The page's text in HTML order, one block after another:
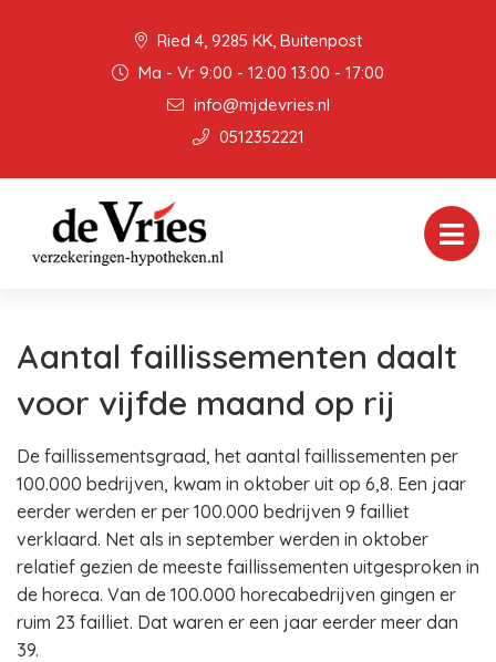
Ried 4, 9285 KK, Buitenpost
Ma - Vr 9:00 - 12:00 13:00 - 17:00
info@mjdevries.nl
0512352221
Aantal faillissementen daalt
voor vijfde maand op rij
De faillissementsgraad, het aantal faillissementen per
100.000 bedrijven, kwam in oktober uit op 6,8. Een jaar
eerder werden er per 100.000 bedrijven 9 failliet
verklaard. Net als in september werden in oktober
relatief gezien de meeste faillissementen uitgesproken in
de horeca. Van de 100.000 horecabedrijven gingen er
ruim 23 failliet. Dat waren er een jaar eerder meer dan
39.